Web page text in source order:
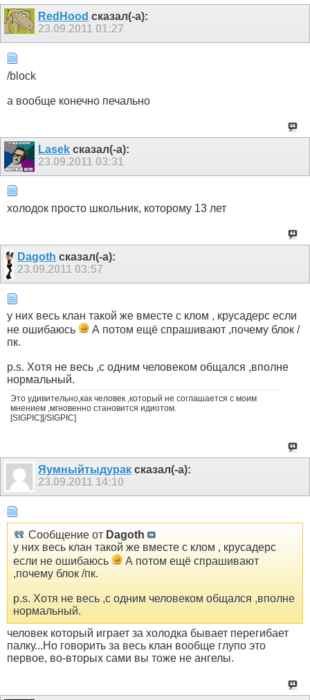
RedHood сказал(-а):
23.09.2011 01:27
/block
а вообще конечно печально
Lasek сказал(-а):
23.09.2011 03:31
холодок просто школьник, которому 13 лет
Dagoth сказал(-а):
23.09.2011 03:57
у них весь клан такой же вместе с клом , крусадерс если
не ошибаюсь
А потом ещё спрашивают ,почему блок /
пк.
p.s. Хотя не весь ,с одним человеком общался ,вполне
нормальный.
Это удивительно,как человек ,который не соглашается с моим
мнением ,мгновенно становится идиотом.
[SIGPIC][/SIGPIC]
Яумныйтыдурак сказал(-а):
23.09.2011 14:10
Сообщение от Dagoth
у них весь клан такой же вместе с клом , крусадерс
если не ошибаюсь
А потом ещё спрашивают
,почему блок /пк.
p.s. Хотя не весь ,с одним человеком общался ,вполне
нормальный.
человек который играет за холодка бывает перегибает
палку...Но говорить за весь клан вообще глупо это
первое, во-вторых сами вы тоже не ангелы.